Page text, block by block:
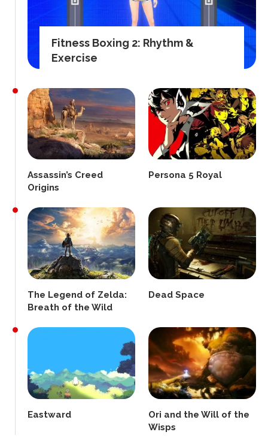
Fitness Boxing 2: Rhythm &
Exercise
Assassin’s Creed
Origins
Persona 5 Royal
The Legend of Zelda:
Breath of the Wild
Dead Space
Eastward
Ori and the Will of the
Wisps